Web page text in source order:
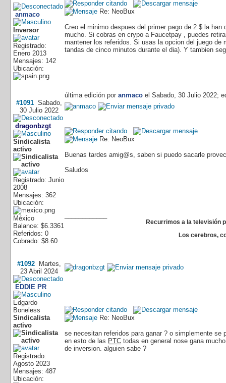
anmaco
Inversor
Registrado:
Enero 2013
Mensajes: 142
Ubicación:
Re: NeoBux
Creo el minimo despues del primer pago de 2 $ la
mucho. Si cobras en crypo a Faucetpay , puedes
mantener los referidos. Si usas la opcion del juego
tandas de cinco minutos durante el dia). Y tambien
última edición por anmaco el Sabado, 30 Julio 2022;
#1091Sabado,
30 Julio 2022
dragonbzgt
Sindicalista
activo
Registrado: Junio
2008
Mensajes: 362
Ubicación:
México
Balance: $6.3361
Referidos: 0
Cobrado: $8.60
Re: NeoBux
Buenas tardes amig@s, saben si puedo sacarle
Saludos
Recurrimos a la televisión
Los cerebros,
#1092Martes,
23 Abril 2024
EDDIE PR
Edgardo
Boneless
Sindicalista
activo
Registrado:
Agosto 2023
Mensajes: 487
Ubicación:
Re: NeoBux
se necesitan referidos para ganar ? o simplemente se
en esto de las PTC todas en general nose gana
de inversion. alguien sabe ?